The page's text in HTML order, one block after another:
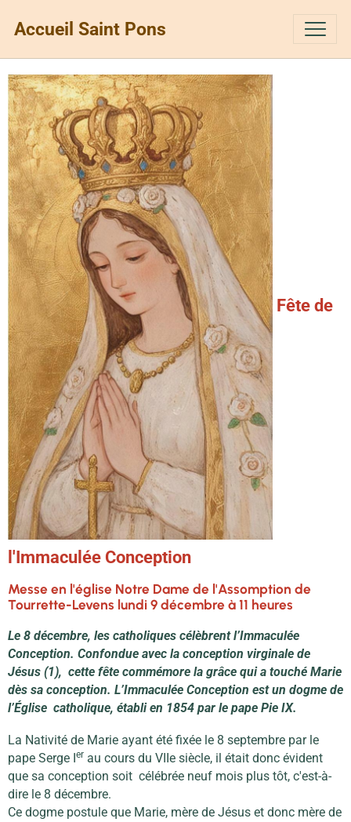
Accueil Saint Pons
Fête de
l'Immaculée Conception
Messe en l'église Notre Dame de l'Assomption de
Tourrette-Levens lundi 9 décembre à 11 heures
Le 8 décembre, les catholiques célèbrent l’Immaculée
Conception. Confondue avec la conception virginale de
Jésus (1), cette fête commémore la grâce qui a touché Marie
dès sa conception. L’Immaculée Conception est un dogme de
l’Église catholique, établi en 1854 par le pape Pie IX.
La Nativité de Marie ayant été fixée le 8 septembre par le
pape Serge Ier au cours du VIIe siècle, il était donc évident
que sa conception soit célébrée neuf mois plus tôt, c'est-à-
dire le 8 décembre.
Ce dogme postule que Marie, mère de Jésus et donc mère de